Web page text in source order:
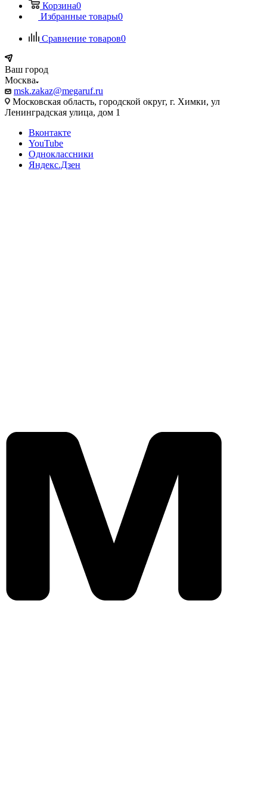
Корзина0
Избранные товары0
Сравнение товаров0
Ваш город
Москва
msk.zakaz@megaruf.ru
Московская область, городской округ, г. Химки, ул
Ленинградская улица, дом 1
Вконтакте
YouTube
Одноклассники
Яндекс.Дзен